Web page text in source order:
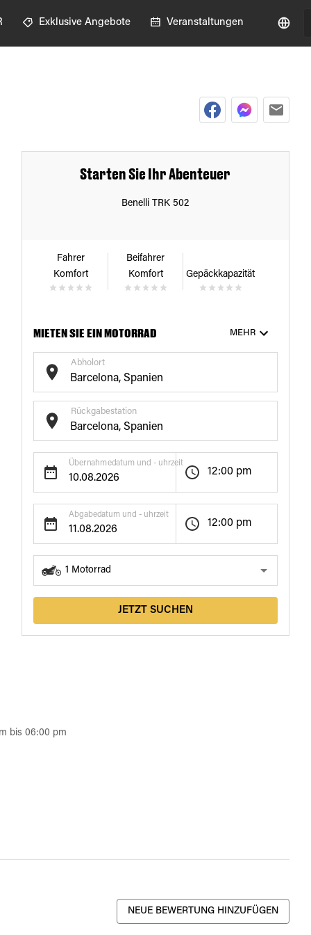
Exklusive Angebote Veranstaltungen
Starten Sie Ihr Abenteuer
Benelli TRK 502
Fahrer
Komfort
Beifahrer
Komfort
Gepäckkapazität
MIETEN SIE EIN MOTORRAD MEHR
Abholort
Rückgabestation
Übernahmedatum und - uhrzeit
12:00 pm
Abgabedatum und - uhrzeit
12:00 pm
1 Motorrad
JETZT SUCHEN
bis 06:00 pm
NEUE BEWERTUNG HINZUFÜGEN